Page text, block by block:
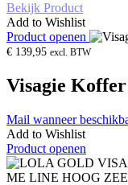
Bekijk Product
Add to Wishlist
Product openen
€ 139,95 excl. BTW
Visagie
Mail wanneer
Add to Wishlist
Product openen